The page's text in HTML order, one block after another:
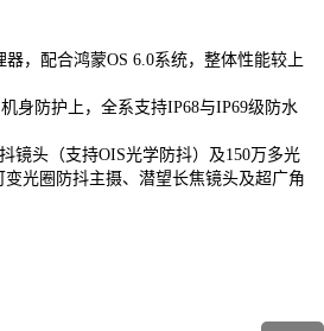
，配合鸿蒙OS 6.0系统，整体性能较上
身防护上，全系支持IP68与IP69级防水
镜头（支持OIS光学防抖）及150万多光
光圈防抖主摄、潜望长焦镜头及超广角